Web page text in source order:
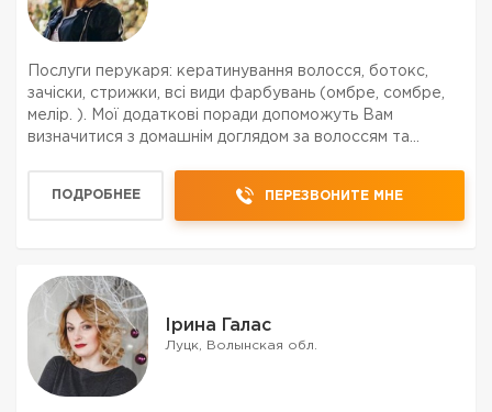
Послуги перукаря: кератинування волосся, ботокс,
зачіски, стрижки, всі види фарбувань (омбре, сомбре,
мелір. ). Мої додаткові поради допоможуть Вам
визначитися з домашнім доглядом за волоссям та
ПОДРОБНЕЕ ПЕРЕЗВОНИТЕ МНЕ
Ірина Галас
Луцк, Волынская обл.